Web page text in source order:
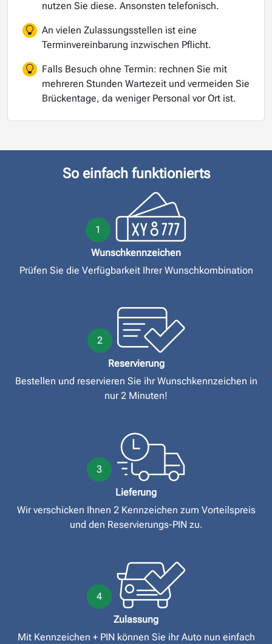
nutzen Sie diese. Ansonsten telefonisch.
An vielen Zulassungsstellen ist eine
Terminvereinbarung inzwischen Pflicht.
Falls Besuch ohne Termin: rechnen Sie mit
mehreren Stunden Wartezeit und vermeiden Sie
Brückentage, da weniger Personal vor Ort ist.
So einfach funktionierts
1
Wunschkennzeichen
Prüfen Sie die Verfügbarkeit Ihrer Wunschkombination
2
Reservierung
Bestellen und reservieren Sie ihr Wunschkennzeichen in
nur 2 Minuten!
3
Lieferung
Wir verschicken Ihnen 2 Kennzeichen zum Vorteilspreis
und den Reservierungs-PIN zu.
4
Zulassung
Mit Kennzeichen + PIN können Sie ihr Auto nun einfach